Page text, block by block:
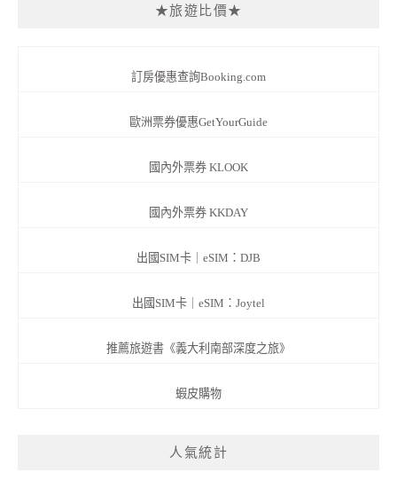
★旅遊比價★
訂房優惠查詢Booking.com
歐洲票券優惠GetYourGuide
國內外票券 KLOOK
國內外票券 KKDAY
出國SIM卡｜eSIM：DJB
出國SIM卡｜eSIM：Joytel
推薦旅遊書《義大利南部深度之旅》
蝦皮購物
人氣統計